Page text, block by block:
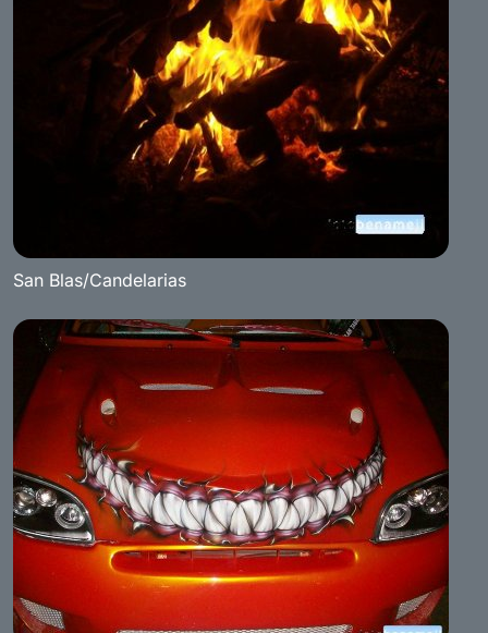
San Blas/Candelarias